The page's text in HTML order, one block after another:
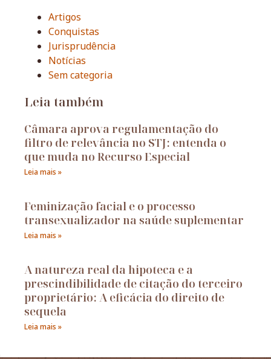
Artigos
Conquistas
Jurisprudência
Notícias
Sem categoria
Leia também
Câmara aprova regulamentação do
filtro de relevância no STJ: entenda o
que muda no Recurso Especial
Leia mais »
Feminização facial e o processo
transexualizador na saúde suplementar
Leia mais »
A natureza real da hipoteca e a
prescindibilidade de citação do terceiro
proprietário: A eficácia do direito de
sequela
Leia mais »